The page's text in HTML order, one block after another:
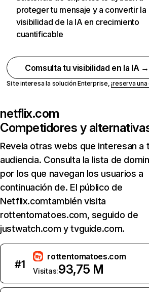
proteger tu mensaje y a convertir la
visibilidad de la IA en crecimiento
cuantificable
Comsulta tu visibilidad en la IA →
Si te interesa la solución Enterprise,¡reserva
netflix.com
Competidores y
Revela otras webs que interesan a
audiencia. Consulta la lista de
por los que navegan los usuarios a
continuación de. El público de
Netflix.comtambién visita
rottentomatoes.com, seguido de
justwatch.com y tvguide.com.
#1
rottentomatoes.com
Visitas:93,75 M